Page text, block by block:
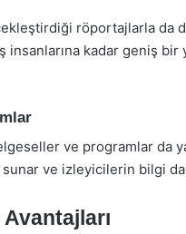
röportajlarla da
insanlarına kadar geniş
ve programlar da
ve izleyicilerin bilgi
Avantajları